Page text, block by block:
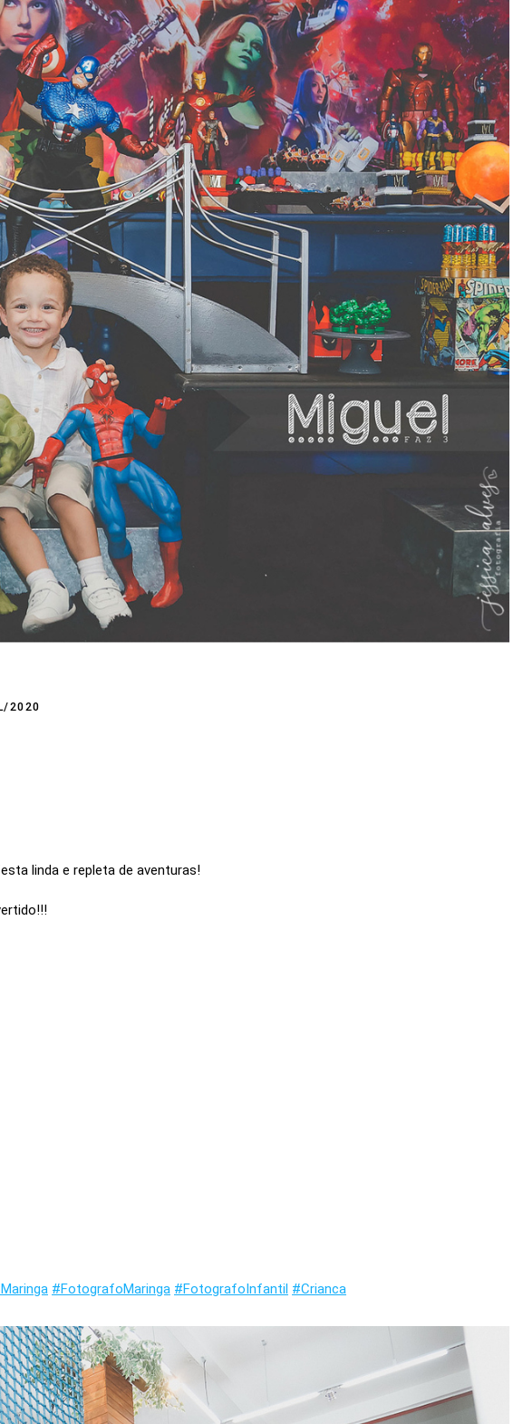
2020
linda e repleta de aventuras!
#FotografoMaringa #FotografoInfantil #Crianca